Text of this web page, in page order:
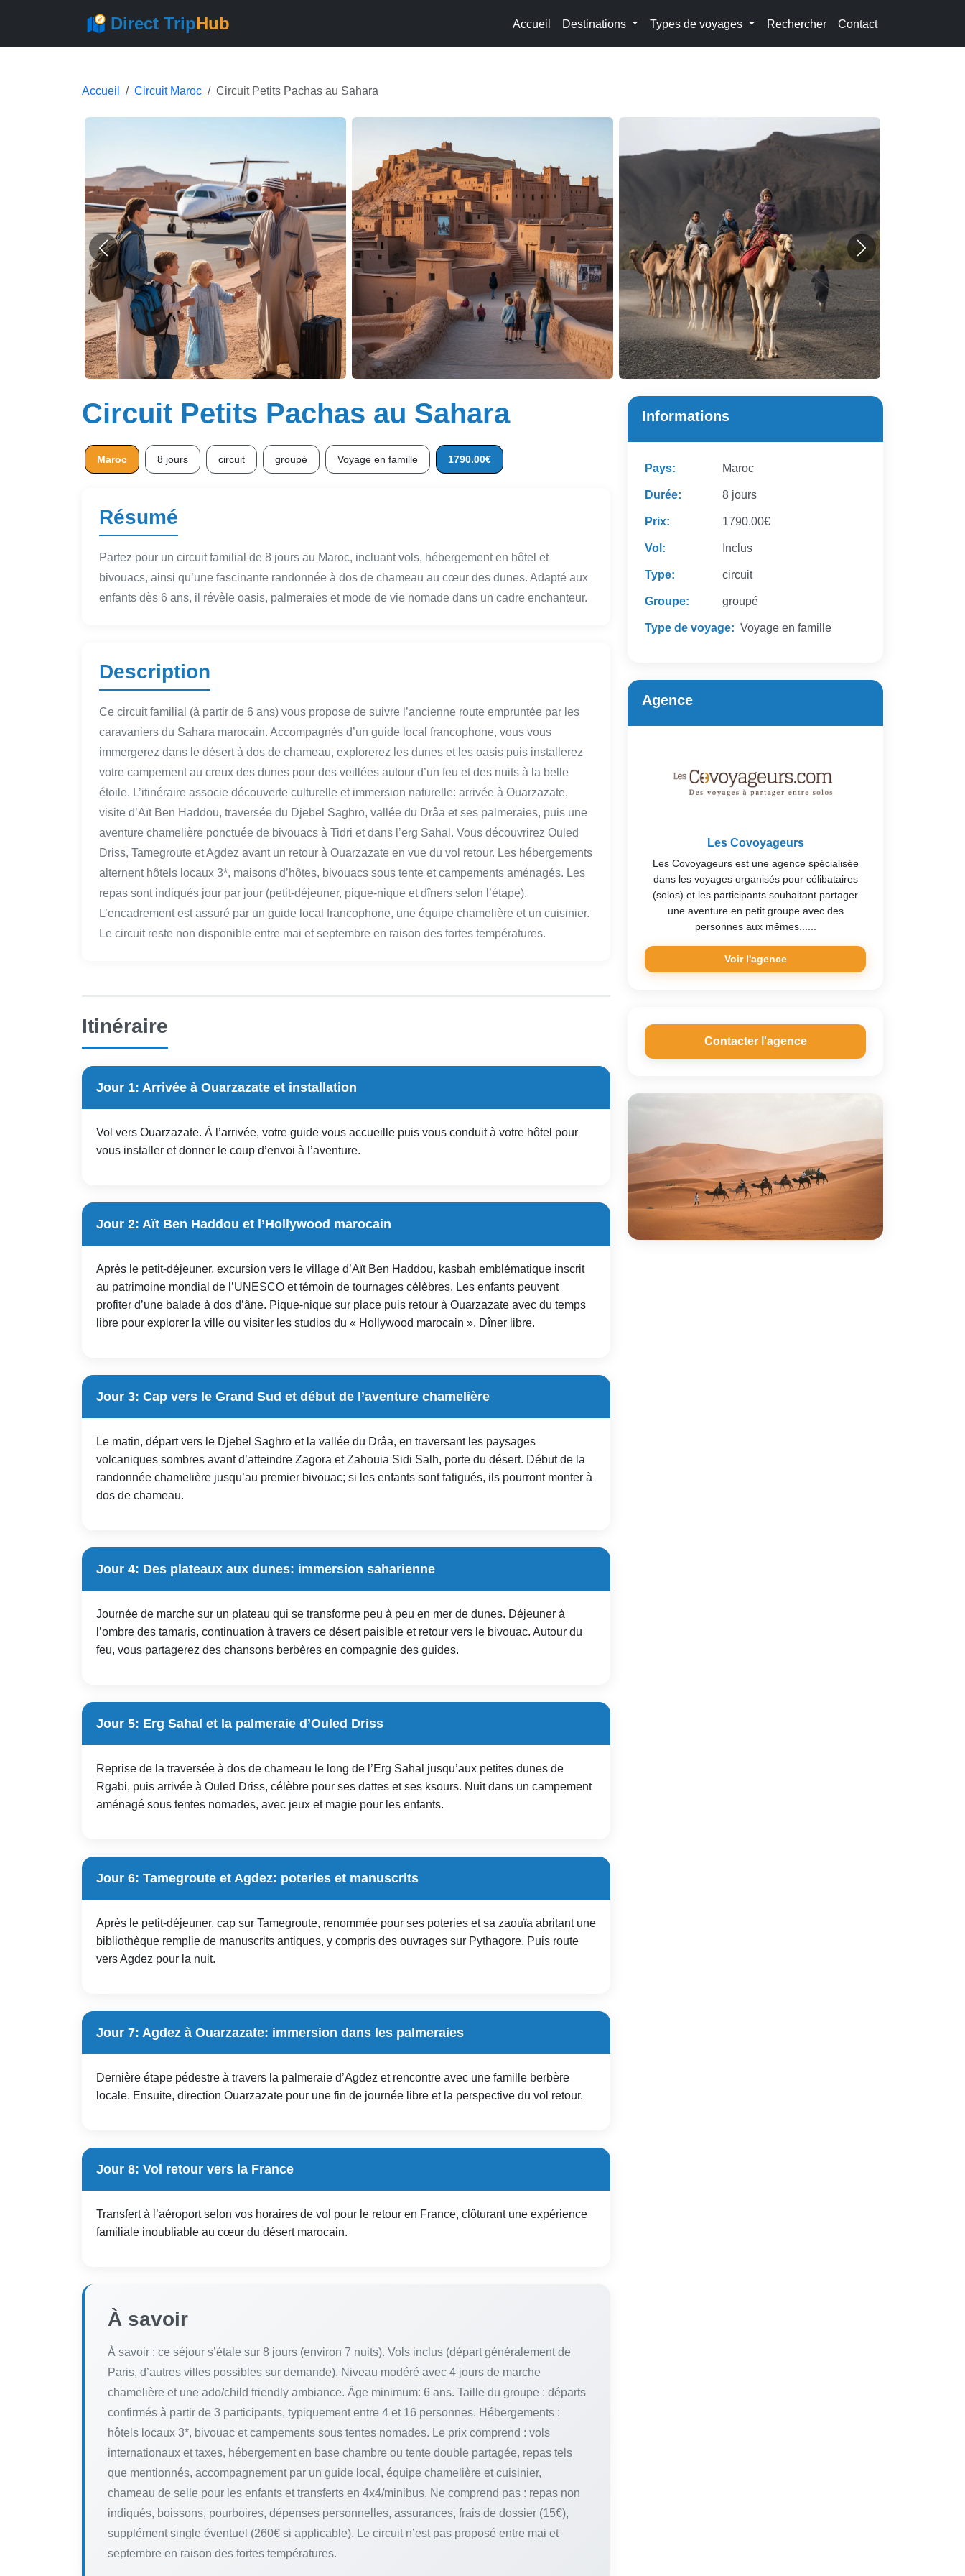
Direct TripHub Accueil Destinations Types de voyages Rechercher Contact
Accueil Circuit Maroc Circuit Petits Pachas au Sahara
Circuit Petits Pachas au Sahara
Maroc 8 jours circuit groupé Voyage en famille 1790.00€
Résumé
Partez pour un circuit familial de 8 jours au Maroc, incluant vols, hébergement en hôtel et
bivouacs, ainsi qu’une fascinante randonnée à dos de chameau au cœur des dunes. Adapté aux
enfants dès 6 ans, il révèle oasis, palmeraies et mode de vie nomade dans un cadre enchanteur.
Description
Ce circuit familial (à partir de 6 ans) vous propose de suivre l’ancienne route empruntée par les
caravaniers du Sahara marocain. Accompagnés d’un guide local francophone, vous vous
immergerez dans le désert à dos de chameau, explorerez les dunes et les oasis puis installerez
votre campement au creux des dunes pour des veillées autour d’un feu et des nuits à la belle
étoile. L’itinéraire associe découverte culturelle et immersion naturelle: arrivée à Ouarzazate,
visite d’Aït Ben Haddou, traversée du Djebel Saghro, vallée du Drâa et ses palmeraies, puis une
aventure chamelière ponctuée de bivouacs à Tidri et dans l’erg Sahal. Vous découvrirez Ouled
Driss, Tamegroute et Agdez avant un retour à Ouarzazate en vue du vol retour. Les hébergements
alternent hôtels locaux 3*, maisons d’hôtes, bivouacs sous tente et campements aménagés. Les
repas sont indiqués jour par jour (petit-déjeuner, pique-nique et dîners selon l’étape).
L’encadrement est assuré par un guide local francophone, une équipe chamelière et un cuisinier.
Le circuit reste non disponible entre mai et septembre en raison des fortes températures.
Itinéraire
Jour 1: Arrivée à Ouarzazate et installation
Vol vers Ouarzazate. À l’arrivée, votre guide vous accueille puis vous conduit à votre hôtel pour
vous installer et donner le coup d’envoi à l’aventure.
Jour 2: Aït Ben Haddou et l’Hollywood marocain
Après le petit-déjeuner, excursion vers le village d’Aït Ben Haddou, kasbah emblématique inscrit
au patrimoine mondial de l’UNESCO et témoin de tournages célèbres. Les enfants peuvent
profiter d’une balade à dos d’âne. Pique-nique sur place puis retour à Ouarzazate avec du temps
libre pour explorer la ville ou visiter les studios du « Hollywood marocain ». Dîner libre.
Jour 3: Cap vers le Grand Sud et début de l’aventure chamelière
Le matin, départ vers le Djebel Saghro et la vallée du Drâa, en traversant les paysages
volcaniques sombres avant d’atteindre Zagora et Zahouia Sidi Salh, porte du désert. Début de la
randonnée chamelière jusqu’au premier bivouac; si les enfants sont fatigués, ils pourront monter à
dos de chameau.
Jour 4: Des plateaux aux dunes: immersion saharienne
Journée de marche sur un plateau qui se transforme peu à peu en mer de dunes. Déjeuner à
l’ombre des tamaris, continuation à travers ce désert paisible et retour vers le bivouac. Autour du
feu, vous partagerez des chansons berbères en compagnie des guides.
Jour 5: Erg Sahal et la palmeraie d’Ouled Driss
Reprise de la traversée à dos de chameau le long de l’Erg Sahal jusqu’aux petites dunes de
Rgabi, puis arrivée à Ouled Driss, célèbre pour ses dattes et ses ksours. Nuit dans un campement
aménagé sous tentes nomades, avec jeux et magie pour les enfants.
Jour 6: Tamegroute et Agdez: poteries et manuscrits
Après le petit-déjeuner, cap sur Tamegroute, renommée pour ses poteries et sa zaouïa abritant une
bibliothèque remplie de manuscrits antiques, y compris des ouvrages sur Pythagore. Puis route
vers Agdez pour la nuit.
Jour 7: Agdez à Ouarzazate: immersion dans les palmeraies
Dernière étape pédestre à travers la palmeraie d’Agdez et rencontre avec une famille berbère
locale. Ensuite, direction Ouarzazate pour une fin de journée libre et la perspective du vol retour.
Jour 8: Vol retour vers la France
Transfert à l’aéroport selon vos horaires de vol pour le retour en France, clôturant une expérience
familiale inoubliable au cœur du désert marocain.
À savoir
À savoir : ce séjour s’étale sur 8 jours (environ 7 nuits). Vols inclus (départ généralement de
Paris, d’autres villes possibles sur demande). Niveau modéré avec 4 jours de marche
chamelière et une ado/child friendly ambiance. Âge minimum: 6 ans. Taille du groupe : départs
confirmés à partir de 3 participants, typiquement entre 4 et 16 personnes. Hébergements :
hôtels locaux 3*, bivouac et campements sous tentes nomades. Le prix comprend : vols
internationaux et taxes, hébergement en base chambre ou tente double partagée, repas tels
que mentionnés, accompagnement par un guide local, équipe chamelière et cuisinier,
chameau de selle pour les enfants et transferts en 4x4/minibus. Ne comprend pas : repas non
indiqués, boissons, pourboires, dépenses personnelles, assurances, frais de dossier (15€),
supplément single éventuel (260€ si applicable). Le circuit n’est pas proposé entre mai et
septembre en raison des fortes températures.
Informations
Pays: Maroc
Durée: 8 jours
Prix: 1790.00€
Vol: Inclus
Type: circuit
Groupe: groupé
Type de voyage: Voyage en famille
Agence
Les Covoyageurs
Les Covoyageurs est une agence spécialisée
dans les voyages organisés pour célibataires
(solos) et les participants souhaitant partager
une aventure en petit groupe avec des
personnes aux mêmes......
Voir l'agence
Contacter l'agence